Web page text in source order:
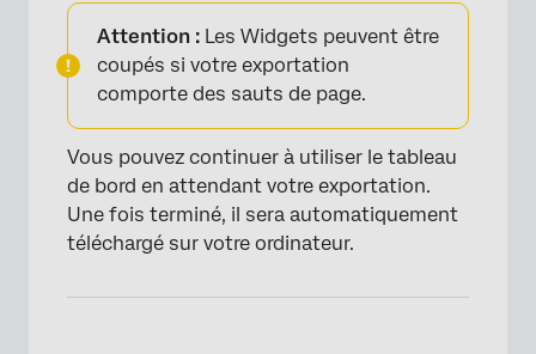
Attention : Les Widgets peuvent être
coupés si votre exportation
comporte des sauts de page.
Vous pouvez continuer à utiliser le tableau
de bord en attendant votre exportation.
Une fois terminé, il sera automatiquement
téléchargé sur votre ordinateur.